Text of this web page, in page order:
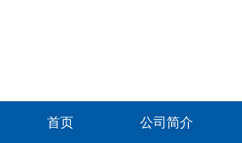
首页 公司简介